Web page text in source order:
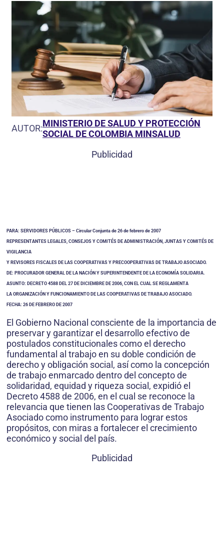
AUTOR:MINISTERIO DE SALUD Y PROTECCIÓN
SOCIAL DE COLOMBIA MINSALUD
Publicidad
PARA: SERVIDORES PÚBLICOS – Circular Conjunta de 26 de febrero de 2007
REPRESENTANTES LEGALES, CONSEJOS Y COMITÉS DE ADMINISTRACIÓN, JUNTAS Y COMITÉS DE
VIGILANCIA
Y REVISORES FISCALES DE LAS COOPERATIVAS Y PRECOOPERATIVAS DE TRABAJO ASOCIADO.
DE: PROCURADOR GENERAL DE LA NACIÓN Y SUPERINTENDENTE DE LA ECONOMÍA SOLIDARIA.
ASUNTO: DECRETO 4588 DEL 27 DE DICIEMBRE DE 2006, CON EL CUAL SE REGLAMENTA
LA ORGANIZACIÓN Y FUNCIONAMIENTO DE LAS COOPERATIVAS DE TRABAJO ASOCIADO.
FECHA: 26 DE FEBRERO DE 2007
El Gobierno Nacional consciente de la importancia de
preservar y garantizar el desarrollo efectivo de
postulados constitucionales como el derecho
fundamental al trabajo en su doble condición de
derecho y obligación social, así como la concepción
de trabajo enmarcado dentro del concepto de
solidaridad, equidad y riqueza social, expidió el
Decreto 4588 de 2006, en el cual se reconoce la
relevancia que tienen las Cooperativas de Trabajo
Asociado como instrumento para lograr estos
propósitos, con miras a fortalecer el crecimiento
económico y social del país.
Publicidad